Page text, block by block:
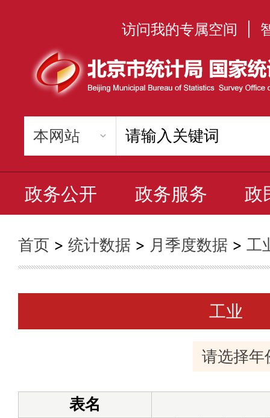
访问我的专属空间
政务公开 政务服务 政
首页 > 统计数据 > 月季度数据 > 工
工业
表名